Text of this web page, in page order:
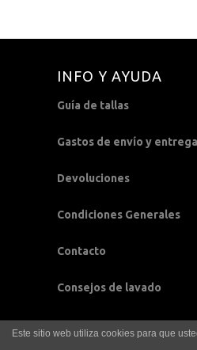
INFO Y AYUDA
Guía de tallas
Gastos de envío y
Devoluciones
Condiciones Generales
Contacto
Consejos de lavado
Este sitio web utiliza cookies para que